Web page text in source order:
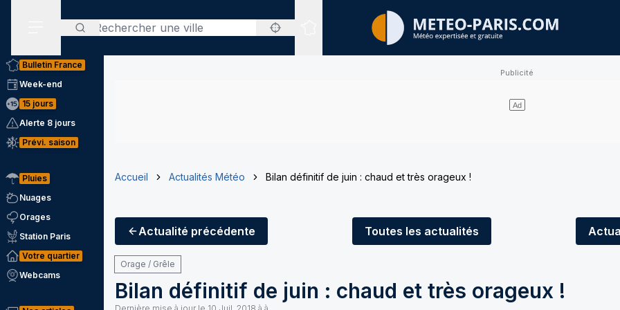
Rechercher
Sites expertisés
Bulletin France
Week-end
15 jours
Alerte 8 jours
Prévi. saison
Pluies
Nuages
Orages
Station Paris
Votre quartier
Webcams
Accueil Actualités Météo Bilan définitif de juin : chaud et très orageux !
Actualité précédente Toutes les actualités
Orage / Grêle
Bilan définitif de juin : chaud et très orageux !